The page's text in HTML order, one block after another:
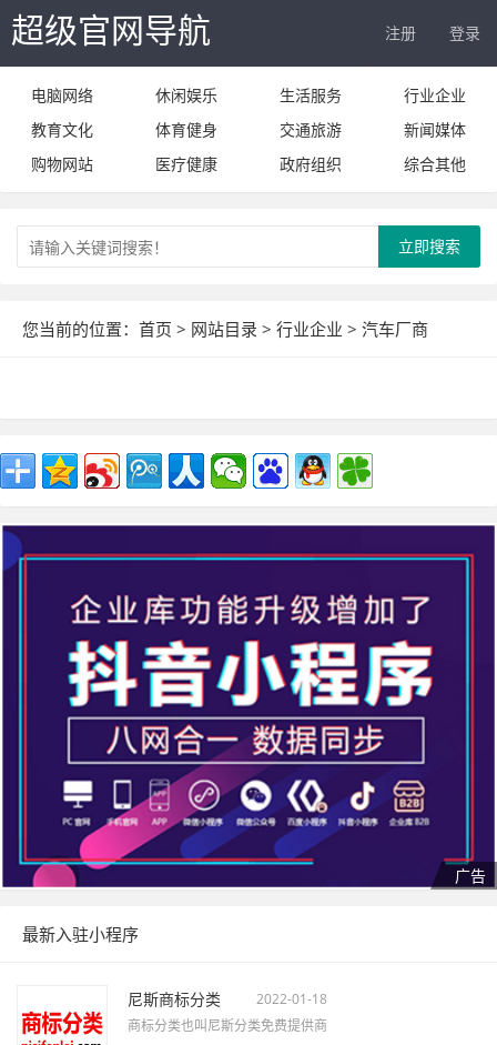
超级官网导航 注册 登录
电脑网络 休闲娱乐 生活服务
行业企业
教育文化
体育健身 交通旅游
新闻媒体
购物网站
医疗健康 政府组织 综合其他
立即搜索
您当前的位置： 首页 > 网站目录 > 行业企业 > 汽车厂商
最新入驻小程序
尼斯商标分类
2022-01-18
商标分类也叫尼斯分类免费提供商